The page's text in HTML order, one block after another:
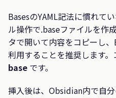
BasesのYAML記法に慣れて
ル操作で.baseファイルを作
タで開いて内容をコピーし
利用することを推奨します
base です。
挿入後は、Obsidian内で自